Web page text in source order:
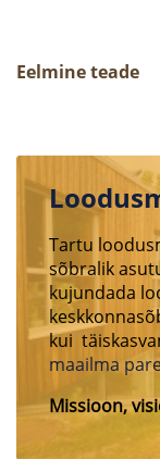
Eelmine teade
Tartu
sõbralik
kujundada
kui
maailma
Missioon,